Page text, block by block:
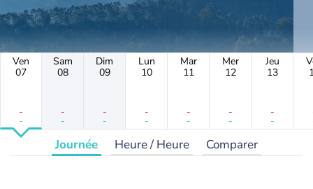
Ven
07
-
-
Sam
08
-
-
Dim
09
-
-
Lun
10
-
-
Mar
11
-
-
Mer
12
-
-
Jeu
13
-
-
Journée Heure / Heure Comparer